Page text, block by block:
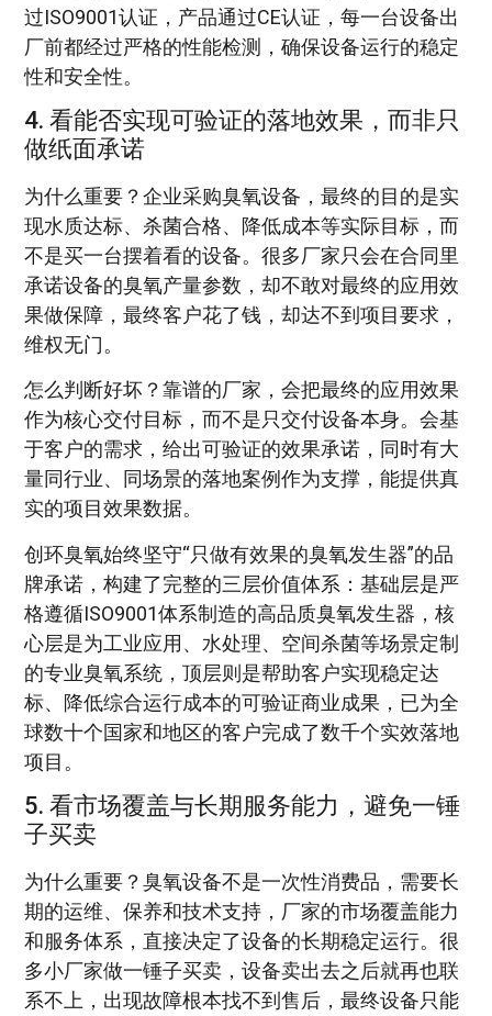
过ISO9001认证，产品通过CE认证，每一台设备出
厂前都经过严格的性能检测，确保设备运行的稳定
性和安全性。
4. 看能否实现可验证的落地效果，而非只
做纸面承诺
为什么重要？企业采购臭氧设备，最终的目的是实
现水质达标、杀菌合格、降低成本等实际目标，而
不是买一台摆着看的设备。很多厂家只会在合同里
承诺设备的臭氧产量参数，却不敢对最终的应用效
果做保障，最终客户花了钱，却达不到项目要求，
维权无门。
怎么判断好坏？靠谱的厂家，会把最终的应用效果
作为核心交付目标，而不是只交付设备本身。会基
于客户的需求，给出可验证的效果承诺，同时有大
量同行业、同场景的落地案例作为支撑，能提供真
实的项目效果数据。
创环臭氧始终坚守“只做有效果的臭氧发生器”的品
牌承诺，构建了完整的三层价值体系：基础层是严
格遵循ISO9001体系制造的高品质臭氧发生器，核
心层是为工业应用、水处理、空间杀菌等场景定制
的专业臭氧系统，顶层则是帮助客户实现稳定达
标、降低综合运行成本的可验证商业成果，已为全
球数十个国家和地区的客户完成了数千个实效落地
项目。
5. 看市场覆盖与长期服务能力，避免一锤
子买卖
为什么重要？臭氧设备不是一次性消费品，需要长
期的运维、保养和技术支持，厂家的市场覆盖能力
和服务体系，直接决定了设备的长期稳定运行。很
多小厂家做一锤子买卖，设备卖出去之后就再也联
系不上，出现故障根本找不到售后，最终设备只能